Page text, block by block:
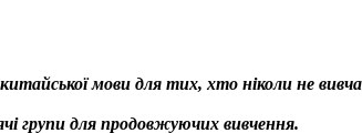
мови для тих, хто ніколи не
групи для продовжуючих вивчення.